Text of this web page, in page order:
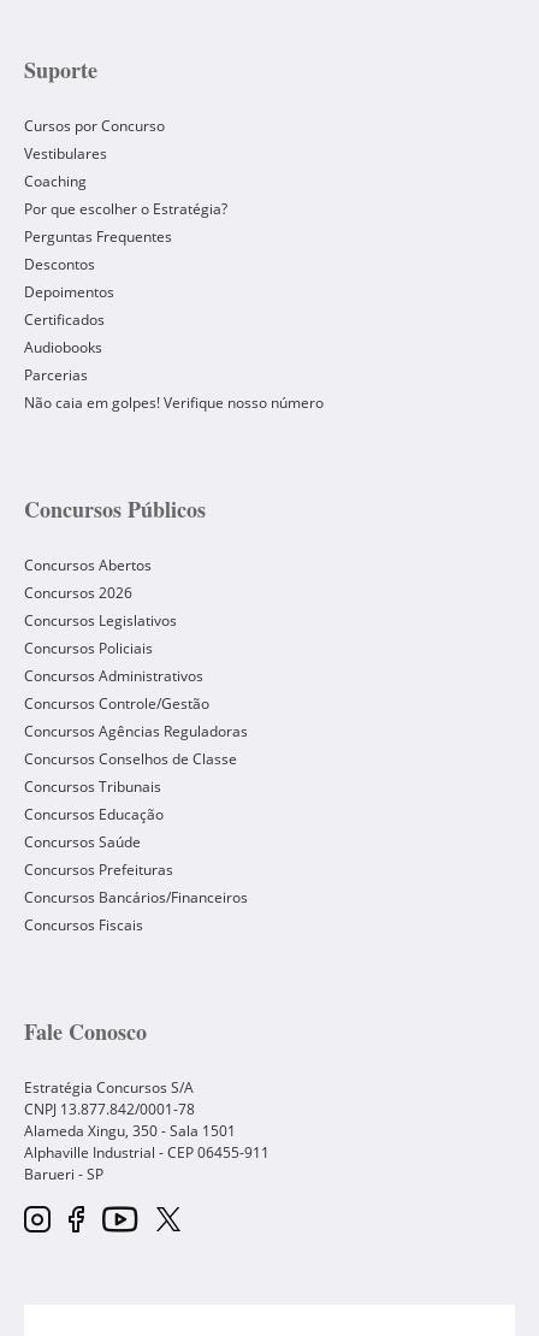
Suporte
Cursos por Concurso
Vestibulares
Coaching
Por que escolher o Estratégia?
Perguntas Frequentes
Descontos
Depoimentos
Certificados
Audiobooks
Parcerias
Não caia em golpes! Verifique nosso número
Concursos Públicos
Concursos Abertos
Concursos 2026
Concursos Legislativos
Concursos Policiais
Concursos Administrativos
Concursos Controle/Gestão
Concursos Agências Reguladoras
Concursos Conselhos de Classe
Concursos Tribunais
Concursos Educação
Concursos Saúde
Concursos Prefeituras
Concursos Bancários/Financeiros
Concursos Fiscais
Fale Conosco
Estratégia Concursos S/A
CNPJ 13.877.842/0001-78
Alameda Xingu, 350 - Sala 1501
Alphaville Industrial - CEP06455-911
Barueri -SP